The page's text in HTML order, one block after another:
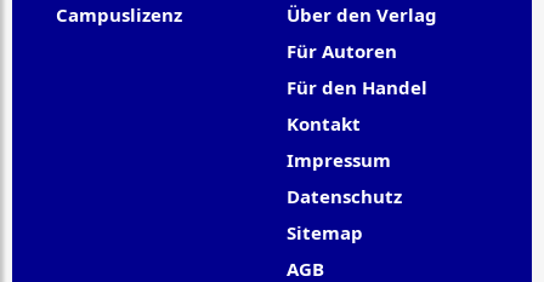
Campuslizenz
Über den Verlag
Für Autoren
Für den Handel
Kontakt
Impressum
Datenschutz
Sitemap
AGB